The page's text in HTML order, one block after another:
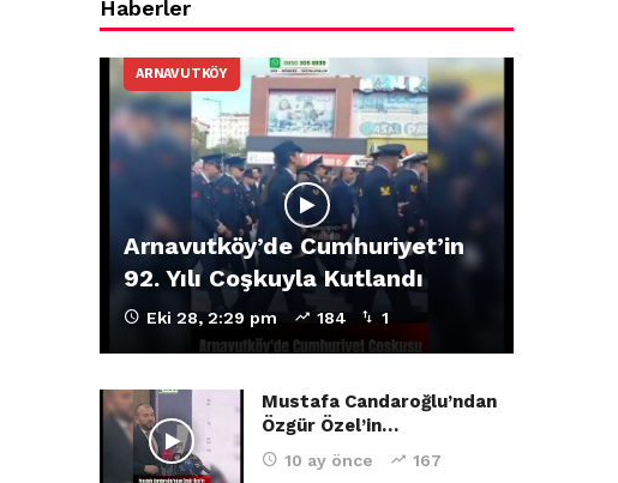
Haberler
ARNAVUTKÖY
Arnavutköy’de Cumhuriyet’in
92. Yılı Coşkuyla Kutlandı
Eki 28, 2:29 pm 184 1
Mustafa Candaroğlu’ndan
Özgür Özel’in…
10 ay önce 167